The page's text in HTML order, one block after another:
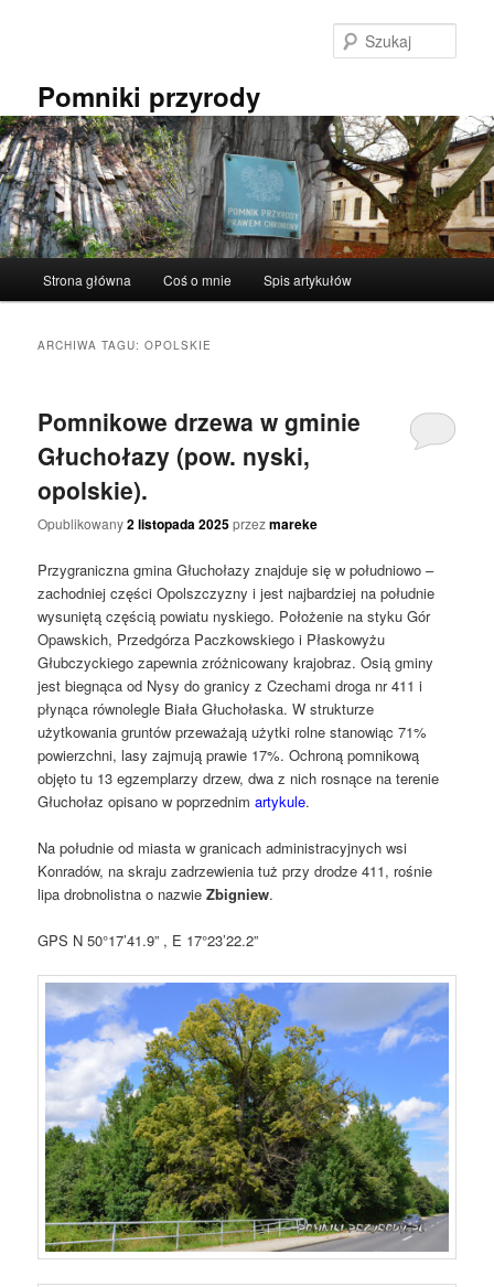
Pomniki przyrody
Strona główna Coś o mnie Spis artykułów
ARCHIWA TAGU:OPOLSKIE
Pomnikowe drzewa w gminie
Głuchołazy (pow. nyski,
opolskie).
Opublikowany2 listopada 2025przezmareke
Przygraniczna gmina Głuchołazy znajduje się w południowo –
zachodniej części Opolszczyzny i jest najbardziej na południe
wysuniętą częścią powiatu nyskiego. Położenie na styku Gór
Opawskich, Przedgórza Paczkowskiego i Płaskowyżu
Głubczyckiego zapewnia zróżnicowany krajobraz. Osią gminy
jest biegnąca od Nysy do granicy z Czechami droga nr 411 i
płynąca równolegle Biała Głuchołaska. W strukturze
użytkowania gruntów przeważają użytki rolne stanowiąc 71%
powierzchni, lasy zajmują prawie 17%. Ochroną pomnikową
objęto tu 13 egzemplarzy drzew, dwa z nich rosnące na terenie
Głuchołaz opisano w poprzednimartykule.
Na południe od miasta w granicach administracyjnych wsi
Konradów, na skraju zadrzewienia tuż przy drodze 411, rośnie
lipa drobnolistna o nazwieZbigniew.
GPS N 50°17’41.9” , E 17°23’22.2”